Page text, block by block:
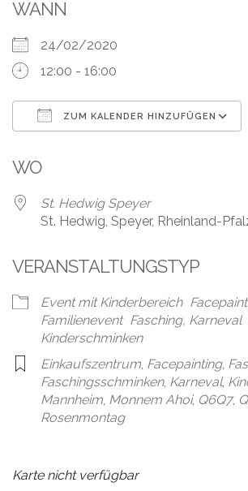
Über
Fotos,
Events
Referenzen
Jobs
Partner/Links
WANN
24/02/2020
12:00 - 16:00
ZUM KALENDER HINZUFÜGEN
WO
St. Hedwig Speyer
St. Hedwig, Speyer, Rheinland-
VERANSTALTUNGSTYP
Event mit Kinderbereich
Familienevent Fasching, Karneval
Kinderschminken
Einkaufszentrum, Facepainting,
Faschingsschminken, Karneval,
Mannheim, Monnem Ahoi, Q6Q7,
Rosenmontag
Karte nicht verfügbar